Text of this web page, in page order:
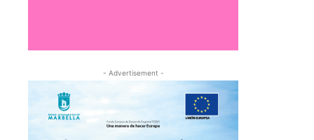
- Advertisement -